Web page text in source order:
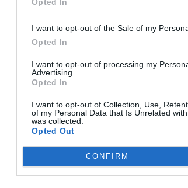
I want to opt-out of the Sale of my
Opted In
I want to opt-out of processing my
Advertising.
Opted In
I want to opt-out of Collection, Use,
of my Personal Data that Is Unrelated
was collected.
Opted Out
CONFIRM